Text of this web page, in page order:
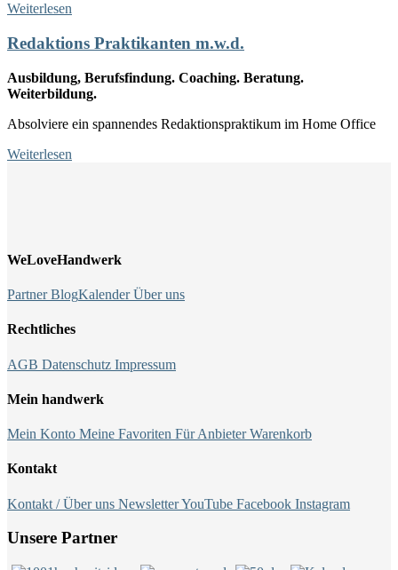
Weiterlesen
Redaktions Praktikanten m.w.d.
Ausbildung, Berufsfindung. Coaching. Beratung.
Weiterbildung.
Absolviere ein spannendes Redaktionspraktikum im Home Office
Weiterlesen
WeLoveHandwerk
PartnerBlogKalenderÜber uns
Rechtliches
AGB Datenschutz Impressum
Mein handwerk
Mein Konto Meine Favoriten Für AnbieterWarenkorb
Kontakt
Kontakt / Über uns NewsletterYouTube Facebook Instagram
Unsere Partner